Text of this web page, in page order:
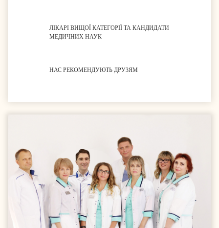
ЛІКАРІ ВИЩОЇ КАТЕГОРІЇ ТА КАНДИДАТИ
МЕДИЧНИХ НАУК
НАС РЕКОМЕНДУЮТЬ ДРУЗЯМ